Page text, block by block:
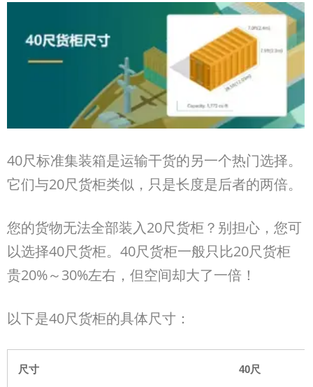
40尺标准集装箱是运输干货的另一个热门选择。
它们与20尺货柜类似，只是长度是后者的两倍。
您的货物无法全部装入20尺货柜？别担心，您可
以选择40尺货柜。 40尺货柜一般只比20尺货柜
贵20%～30%左右，但空间却大了一倍！
以下是40尺货柜的具体尺寸：
尺寸 40尺